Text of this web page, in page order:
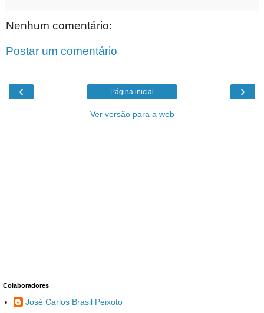
Nenhum comentário:
Postar um comentário
‹ ›
Página inicial
Ver versão para a web
Colaboradores
José Carlos Brasil Peixoto